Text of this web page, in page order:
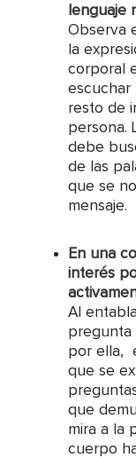
lenguaje
Observa
la
corporal
escuchar
resto de
persona.
debe
de las
que se
mensaje.
En una
interés
Al
pregunta
por ella,
que se
que
mira a la
cuerpo